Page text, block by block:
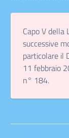
Capo V
successive
particolare il
11 febbraio
n° 184.